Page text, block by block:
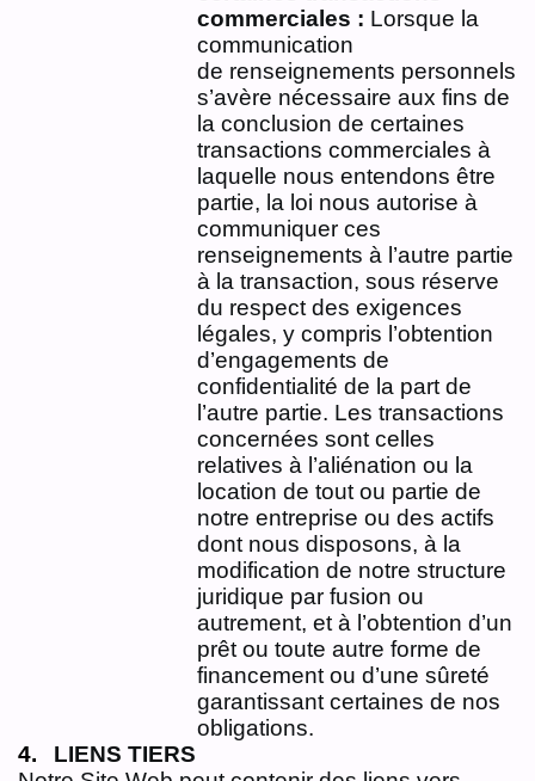
commerciales : Lorsque la
communication
de renseignements personnels
s’avère nécessaire aux fins de
la conclusion de certaines
transactions commerciales à
laquelle nous entendons être
partie, la loi nous autorise à
communiquer ces
renseignements à l’autre partie
à la transaction, sous réserve
du respect des exigences
légales, y compris l’obtention
d’engagements de
confidentialité de la part de
l’autre partie. Les transactions
concernées sont celles
relatives à l’aliénation ou la
location de tout ou partie de
notre entreprise ou des actifs
dont nous disposons, à la
modification de notre structure
juridique par fusion ou
autrement, et à l’obtention d’un
prêt ou toute autre forme de
financement ou d’une sûreté
garantissant certaines de nos
obligations.
LIENS TIERS